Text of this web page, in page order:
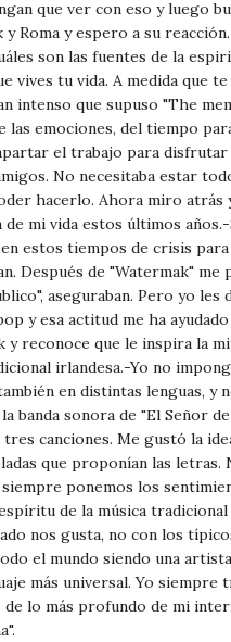
que ver con eso y luego
y Roma y espero a su
son las fuentes de la
vives tu vida. A medida que
intenso que supuso "The
las emociones, del tiempo
el trabajo para
No necesitaba estar
hacerlo. Ahora miro atrás
de mi vida estos últimos
estos tiempos de crisis
Después de "Watermak"
aseguraban. Pero yo les
y esa actitud me ha
reconoce que le inspira la
irlandesa.-Yo no
en distintas lenguas, y
banda sonora de "El Señor
canciones. Me gustó la
que proponían las
siempre ponemos los
de la música
nos gusta, no con los
el mundo siendo una
más universal. Yo
lo más profundo de mi